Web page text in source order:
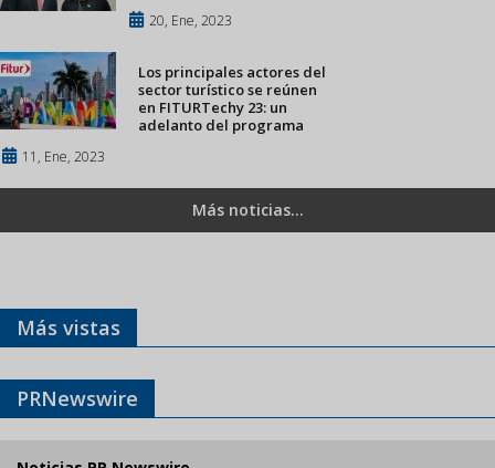
20, Ene, 2023
Los principales actores del
sector turístico se reúnen
en FITURTechy 23: un
adelanto del programa
11, Ene, 2023
Más noticias...
Más vistas
PRNewswire